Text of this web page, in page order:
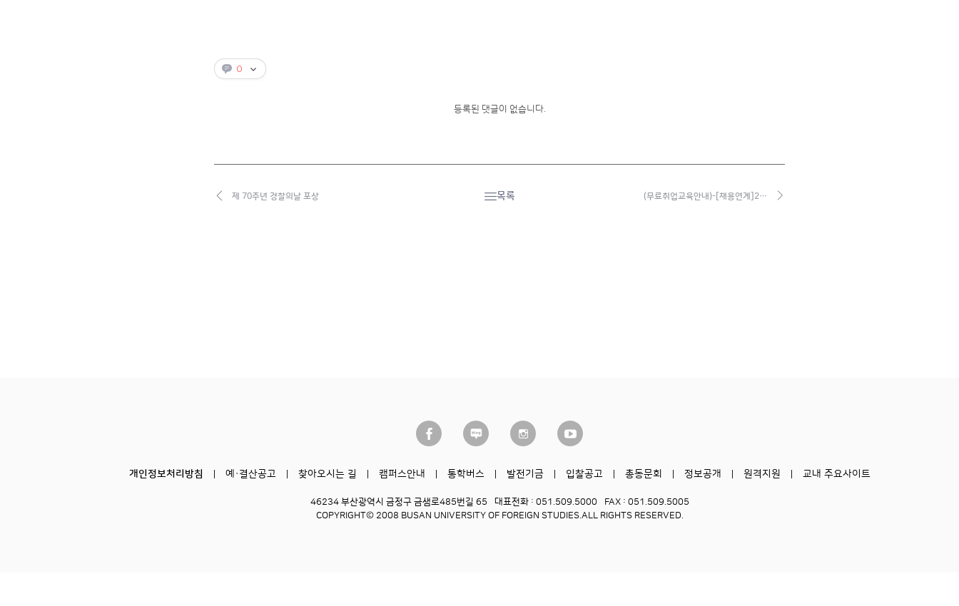
0
등록된 댓글이 없습니다.
제 70주년 경찰의날 포상 목록 (무료취업교육안내)-[채용연계]2…
개인정보처리방침 예·결산공고 찾아오시는 길 캠퍼스안내 통학버스 발전기금 입찰공고 총동문회 정보공개 원격지원 교내 주요사이트
46234 부산광역시 금정구 금샘로485번길 65 대표전화 : 051.509.5000
FAX : 051.509.5005
COPYRIGHT© 2008 BUSAN UNIVERSITY OF FOREIGN STUDIES. ALL RIGHTS RESERVED.